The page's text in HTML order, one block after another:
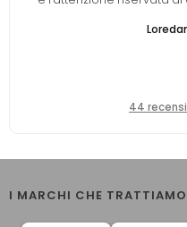
44
I MARCHI CHE TRATTIAMO